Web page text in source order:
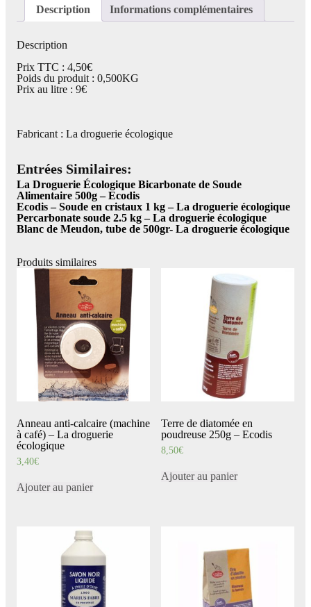
Description Informations complémentaires
Description
Prix TTC : 4,50€
Poids du produit : 0,500KG
Prix au litre : 9€
Fabricant : La droguerie écologique
Entrées Similaires:
La Droguerie Écologique Bicarbonate de Soude
Alimentaire 500g – Ecodis
Ecodis – Soude en cristaux 1 kg – La droguerie écologique
Percarbonate soude 2.5 kg – La droguerie écologique
Blanc de Meudon, tube de 500gr- La droguerie écologique
Produits similaires
Anneau anti-calcaire (machine
à café) – La droguerie
écologique
3,40€
Ajouter au panier
Terre de diatomée en
poudreuse 250g – Ecodis
8,50€
Ajouter au panier